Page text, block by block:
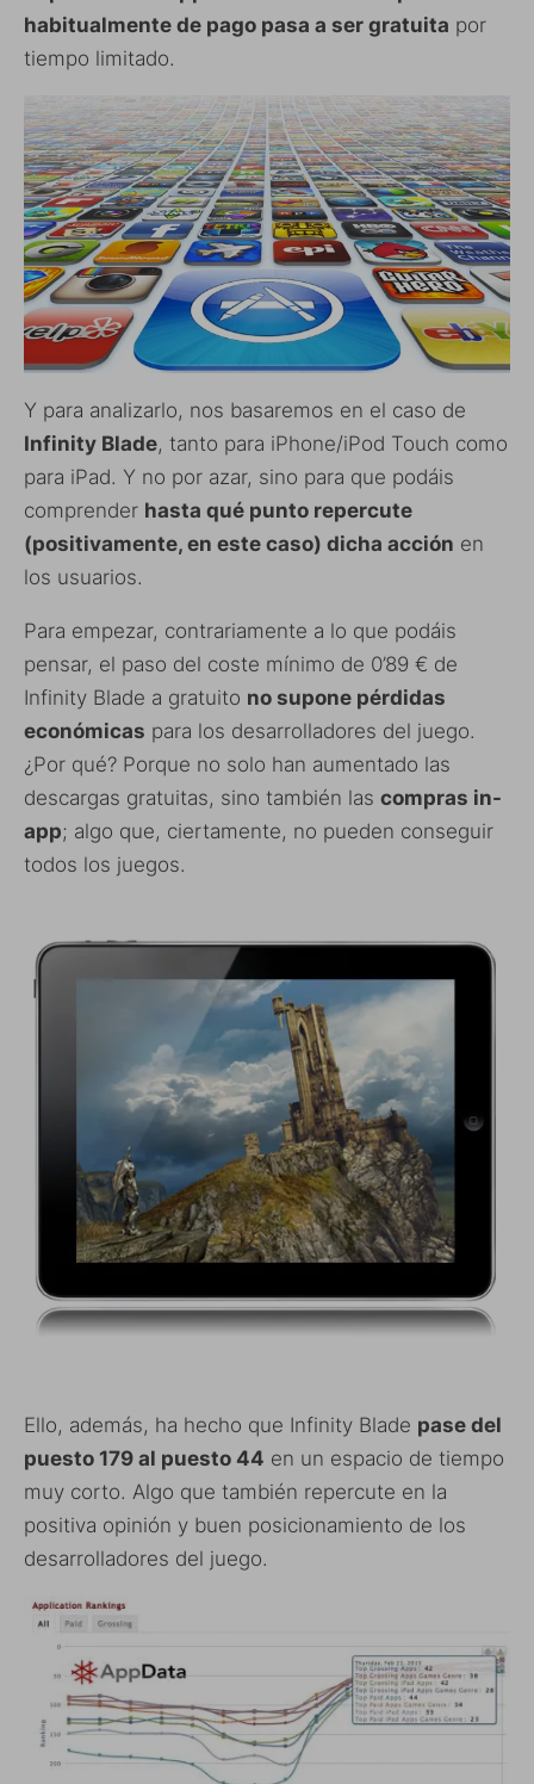
habitualmente de pago pasa a ser gratuita por
tiempo limitado.
Y para analizarlo, nos basaremos en el caso de
Infinity Blade, tanto para iPhone/iPod Touch como
para iPad. Y no por azar, sino para que podáis
comprender hasta qué punto repercute
(positivamente, en este caso) dicha acción en
los usuarios.
Para empezar, contrariamente a lo que podáis
pensar, el paso del coste mínimo de 0’89 € de
Infinity Blade a gratuito no supone pérdidas
económicas para los desarrolladores del juego.
¿Por qué? Porque no solo han aumentado las
descargas gratuitas, sino también las compras in-
app; algo que, ciertamente, no pueden conseguir
todos los juegos.
Ello, además, ha hecho que Infinity Blade pase del
puesto 179 al puesto 44 en un espacio de tiempo
muy corto. Algo que también repercute en la
positiva opinión y buen posicionamiento de los
desarrolladores del juego.